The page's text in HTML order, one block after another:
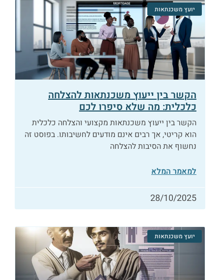
יועץ משכנתאות
הקשר בין ייעוץ משכנתאות להצלחה
כלכלית: מה שלא סיפרו לכם
הקשר בין ייעוץ משכנתאות מקצועי והצלחה כלכלית
הוא קריטי, אך רבים אינם מודעים לחשיבותו. בפוסט זה
נחשוף את הסיבות להצלחה
למאמר המלא
28/10/2025
יועץ משכנתאות